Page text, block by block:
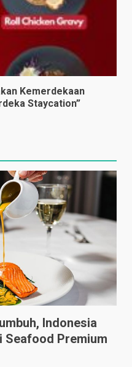
Kemerdekaan
Staycation”
Indonesia
Seafood Premium